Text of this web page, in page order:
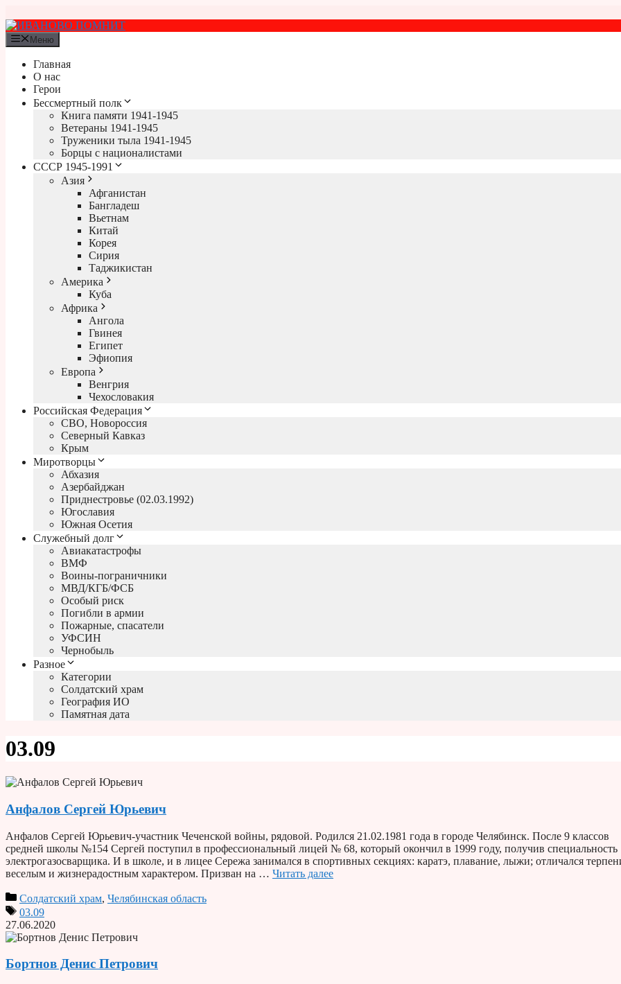
к
содержимому
Меню
Главная
О нас
Герои
Бессмертный полк
Книга памяти 1941-1945
Ветераны 1941-1945
Труженики тыла 1941-1945
Борцы с националистами
СССР 1945-1991
Азия
Афганистан
Бангладеш
Вьетнам
Китай
Корея
Сирия
Таджикистан
Америка
Куба
Африка
Ангола
Гвинея
Египет
Эфиопия
Европа
Венгрия
Чехословакия
Российская Федерация
СВО, Новороссия
Северный Кавказ
Крым
Миротворцы
Абхазия
Азербайджан
Приднестровье (02.03.1992)
Югославия
Южная Осетия
Служебный долг
Авиакатастрофы
ВМФ
Воины-пограничники
МВД/КГБ/ФСБ
Особый риск
Погибли в армии
Пожарные, спасатели
УФСИН
Чернобыль
Разное
Категории
Солдатский храм
География ИО
Памятная дата
03.09
Анфалов Сергей Юрьевич
Анфалов Сергей Юрьевич-участник Чеченской войны, рядовой. Родился 21.02.1981 года в городе Челябинск. После 9 классов
средней школы №154 Сергей поступил в профессиональный лицей № 68, который окончил в 1999 году, получив специаль­ность
электрогазосварщика. И в школе, и в лицее Сережа занимался в спортивных секциях: каратэ, плавание, лыжи; отличался
веселым и жизнерадостным характером. Призван на … Читать далее
Солдатский храм, Челябинская область
03.09
27.06.2020
Бортнов Денис Петрович